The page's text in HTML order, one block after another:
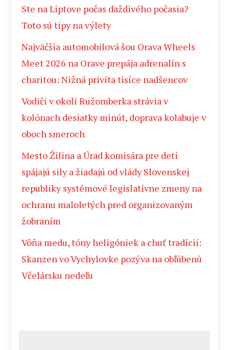
Ste na Liptove počas daždivého počasia?
Toto sú tipy na výlety
Najväčšia automobilová šou Orava Wheels
Meet 2026 na Orave prepája adrenalín s
charitou: Nižná privíta tisíce nadšencov
Vodiči v okolí Ružomberka strávia v
kolónach desiatky minút, doprava kolabuje v
oboch smeroch
Mesto Žilina a Úrad komisára pre deti
spájajú sily a žiadajú od vlády Slovenskej
republiky systémové legislatívne zmeny na
ochranu maloletých pred organizovaným
žobraním
Vôňa medu, tóny heligóniek a chuť tradícií:
Skanzen vo Vychylovke pozýva na obľúbenú
Včelársku nedeľu